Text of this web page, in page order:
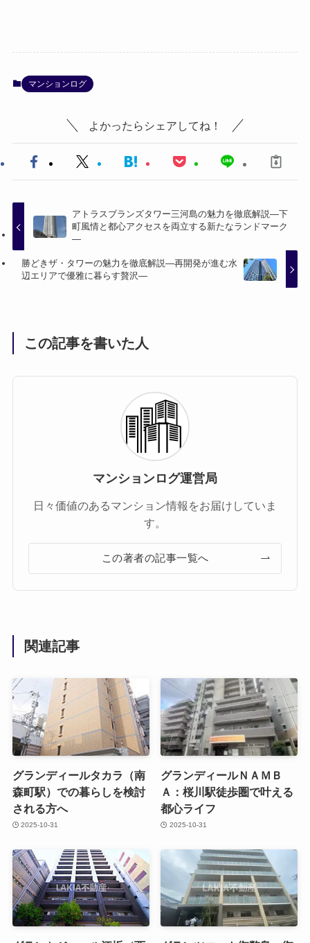
マンションログ
よかったらシェアしてね！
アトラスブランズタワー三河島の魅力を徹底解説—下
町風情と都心アクセスを両立する新たなランドマーク
—
勝どきザ・タワーの魅力を徹底解説—再開発が進む水
辺エリアで優雅に暮らす贅沢—
この記事を書いた人
マンションログ運営局
日々価値のあるマンション情報をお届けしていま
す。
この著者の記事一覧へ
関連記事
グランディールタカラ（南
森町駅）での暮らしを検討
される方へ
2025-10-31
グランディールＮＡＭＢ
Ａ：桜川駅徒歩圏で叶える
都心ライフ
2025-10-31